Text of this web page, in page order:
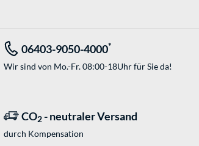
06403-9050-4000*
Wir sind von Mo.-Fr. 08:00-18Uhr für Sie da!
CO2 - neutraler Versand
durch Kompensation